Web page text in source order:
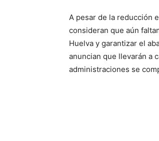
A pesar de la reducción
consideran que aún
Huelva y garantizar el
anuncian que llevarán a
administraciones se